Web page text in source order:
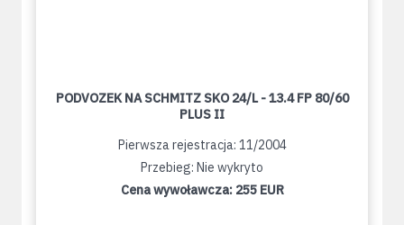
PODVOZEK NA SCHMITZ SKO 24/L - 13.4 FP 80/60
PLUS II
Pierwsza rejestracja: 11/2004
Przebieg: Nie wykryto
Cena wywoławcza: 255 EUR